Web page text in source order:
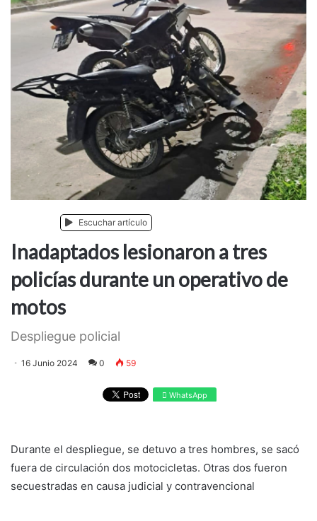
Escuchar artículo
Inadaptados lesionaron a tres
policías durante un operativo de
motos
Despliegue policial
16 Junio 2024 0 59
WhatsApp
Durante el despliegue, se detuvo a tres hombres, se sacó
fuera de circulación dos motocicletas. Otras dos fueron
secuestradas en causa judicial y contravencional